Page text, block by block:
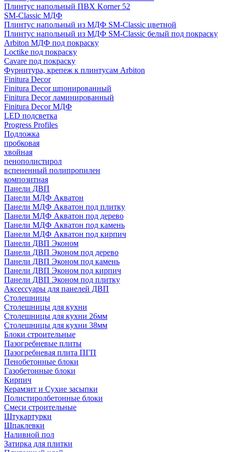
Плинтус напольный ПВХ Korner 52
SM-Classic МДФ
Плинтус напольный из МДФ SM-Classic цветной
Плинтус напольный из МДФ SM-Classic белый под покраску
Arbiton МДФ под покраску
Loctike под покраску
Cavare под покраску
Фурнитура, крепеж к плинтусам Arbiton
Finitura Decor
Finitura Decor шпонированный
Finitura Decor ламинированный
Finitura Decor МДФ
LED подсветка
Progress Profiles
Подложка
пробковая
хвойная
пенополистирол
вспененный полипропилен
композитная
Панели ДВП
Панели МДФ Акватон
Панели МДФ Акватон под плитку
Панели МДФ Акватон под дерево
Панели МДФ Акватон под камень
Панели МДФ Акватон под кирпич
Панели ДВП Эконом
Панели ДВП Эконом под дерево
Панели ДВП Эконом под камень
Панели ДВП Эконом под кирпич
Панели ДВП Эконом под плитку
Аксессуары для панелей ДВП
Столешницы
Столешницы для кухни
Столешницы для кухни 26мм
Столешницы для кухни 38мм
Блоки строительные
Пазогребневые плиты
Пазогребневая плита ПГП
Пенобетонные блоки
Газобетонные блоки
Кирпич
Керамзит и Сухие засыпки
Полистиролбетонные блоки
Смеси строительные
Штукартурки
Шпаклевки
Наливной пол
Затирка для плитки